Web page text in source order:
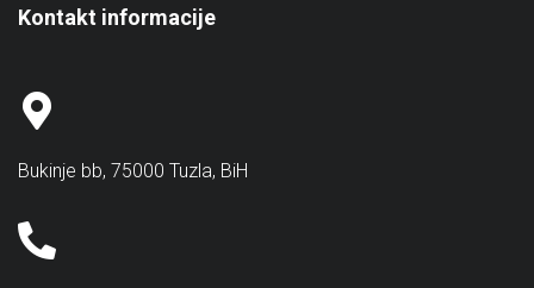
Kontakt informacije
Bukinje bb, 75000 Tuzla, BiH